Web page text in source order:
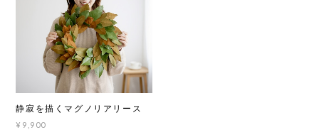
静寂を描くマグノリアリース
¥9,900